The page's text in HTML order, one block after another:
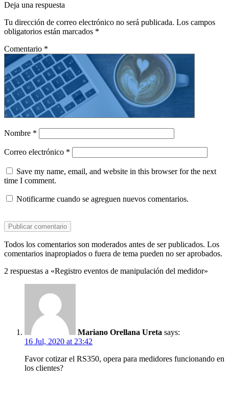
Deja una respuesta
Tu dirección de correo electrónico no será publicada. Los campos
obligatorios están marcados *
Comentario *
Nombre *
Correo electrónico *
Save my name, email, and website in this browser for the next
time I comment.
Notificarme cuando se agreguen nuevos comentarios.
Todos los comentarios son moderados antes de ser publicados. Los
comentarios inapropiados o fuera de tema pueden no ser aprobados.
2 respuestas a «Registro eventos de manipulación del medidor»
Mariano Orellana Ureta says:
16 Jul, 2020 at 23:42
Favor cotizar el RS350, opera para medidores funcionando en
los clientes?